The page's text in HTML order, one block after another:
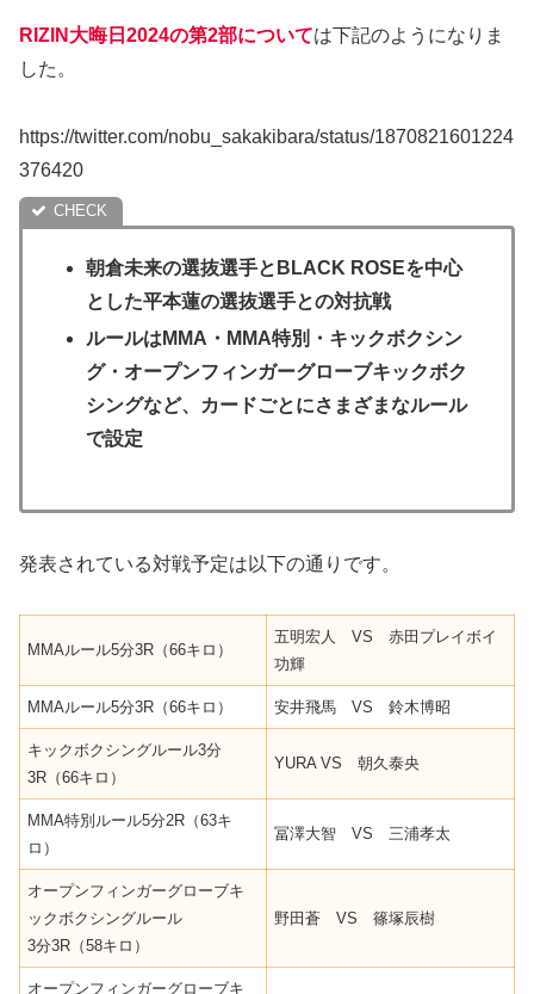
RIZIN大晦日2024の第2部については下記のようになりま
した。
https://twitter.com/nobu_sakakibara/status/1870821601224
376420
朝倉未来の選抜選手とBLACK ROSEを中心
とした平本蓮の選抜選手との対抗戦
ルールはMMA・MMA特別・キックボクシン
グ・オープンフィンガーグローブキックボク
シングなど、カードごとにさまざまなルール
で設定
発表されている対戦予定は以下の通りです。
MMAルール5分3R（66キロ）
五明宏人 VS 赤田プレイボイ
功輝
MMAルール5分3R（66キロ） 安井飛馬 VS 鈴木博昭
キックボクシングルール3分
3R（66キロ）
YURA VS 朝久泰央
MMA特別ルール5分2R（63キ
ロ）
冨澤大智 VS 三浦孝太
オープンフィンガーグローブキ
ックボクシングルール
3分3R（58キロ）
野田蒼 VS 篠塚辰樹
オープンフィンガーグローブキ